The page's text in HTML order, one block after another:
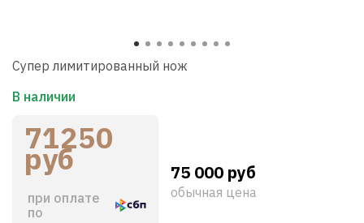
Супер лимитированный нож
В наличии
71250
руб
при оплате
по
75 000 руб
обычная цена